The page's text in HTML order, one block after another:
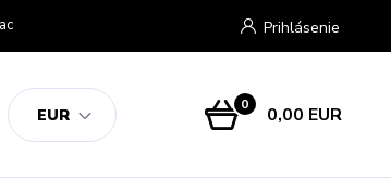
EUR
Prihlásenie
0 0,00 EUR